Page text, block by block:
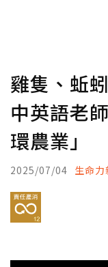
雞隻、蚯
中英語老
環農業」
2025/07/04 生命